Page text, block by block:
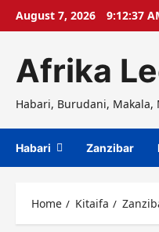
SkipAugust 7, 2026 9:12:38
Afrika
Habari, Burudani, Makala,
Habari Zanzibar
Home Kitaifa